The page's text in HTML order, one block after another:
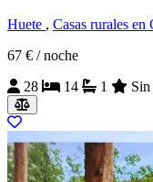
Huete , Casas rurales en
67 € / noche
28
14 1